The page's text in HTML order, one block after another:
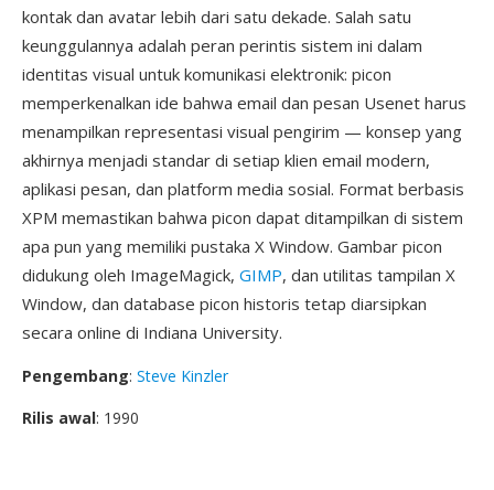
kontak dan avatar lebih dari satu dekade. Salah satu
keunggulannya adalah peran perintis sistem ini dalam
identitas visual untuk komunikasi elektronik: picon
memperkenalkan ide bahwa email dan pesan Usenet harus
menampilkan representasi visual pengirim — konsep yang
akhirnya menjadi standar di setiap klien email modern,
aplikasi pesan, dan platform media sosial. Format berbasis
XPM memastikan bahwa picon dapat ditampilkan di sistem
apa pun yang memiliki pustaka X Window. Gambar picon
didukung oleh ImageMagick, GIMP, dan utilitas tampilan X
Window, dan database picon historis tetap diarsipkan
secara online di Indiana University.
Pengembang: Steve Kinzler
Rilis awal: 1990